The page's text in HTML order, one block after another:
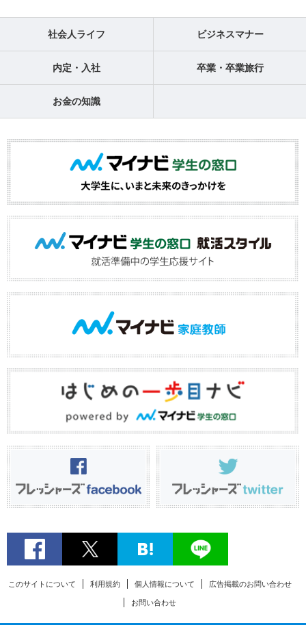
社会人ライフ ビジネスマナー
内定・入社 卒業・卒業旅行
お金の知識
このサイトについて 利用規約 個人情報について 広告掲載のお問い合わせ
お問い合わせ